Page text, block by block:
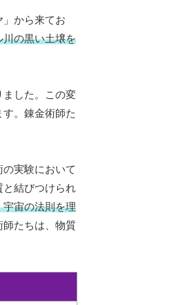
から来てお
の黒い土壌を
した。この変
。錬金術師た
実験において
と結びつけられ
宙の法則を理
師たちは、物質